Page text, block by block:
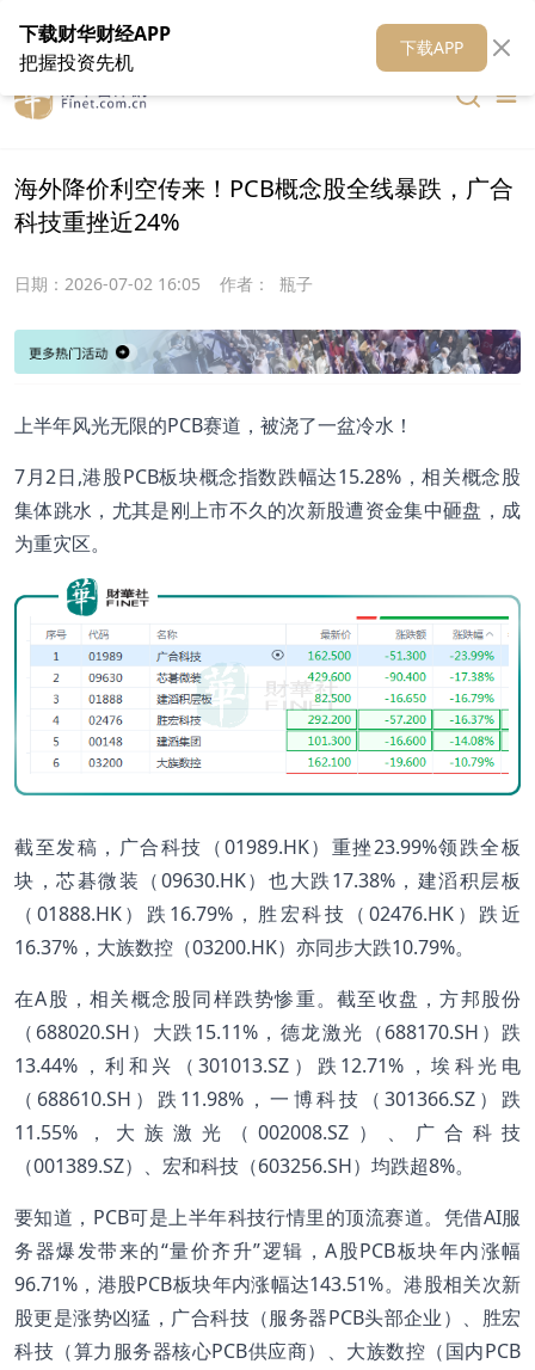
在线客服 关于我们 财华媒体矩阵 财华智库
海外降价利空传来！PCB概念股全线暴跌，广合
科技重挫近24%
日期： 2026-07-02 16:05 作者： 瓶子
上半年风光无限的PCB赛道，被浇了一盆冷水！
7月2日,港股PCB板块概念指数跌幅达15.28%，相关概念股
集体跳水，尤其是刚上市不久的次新股遭资金集中砸盘，成
为重灾区。
截至发稿，广合科技（01989.HK）重挫23.99%领跌全板
块，芯碁微装（09630.HK）也大跌17.38%，建滔积层板
（01888.HK）跌16.79%，胜宏科技（02476.HK）跌近
16.37%，大族数控（03200.HK）亦同步大跌10.79%。
在A股，相关概念股同样跌势惨重。截至收盘，方邦股份
（688020.SH）大跌15.11%，德龙激光（688170.SH）跌
13.44%，利和兴（301013.SZ）跌12.71%，埃科光电
（688610.SH）跌11.98%，一博科技（301366.SZ）跌
11.55%，大族激光（002008.SZ）、广合科技
（001389.SZ）、宏和科技（603256.SH）均跌超8%。
要知道，PCB可是上半年科技行情里的顶流赛道。凭借AI服
务器爆发带来的“量价齐升”逻辑，A股PCB板块年内涨幅
96.71%，港股PCB板块年内涨幅达143.51%。港股相关次新
股更是涨势凶猛，广合科技（服务器PCB头部企业）、胜宏
科技（算力服务器核心PCB供应商）、大族数控（国内PCB
下载财华财经APP
把握投资先机
下载APP